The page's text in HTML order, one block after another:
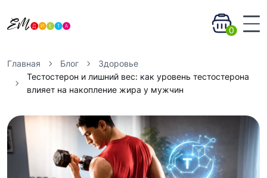
0
Главная Блог
Здоровье
Тестостерон и лишний вес: как уровень тестостерона
влияет на накопление жира у мужчин